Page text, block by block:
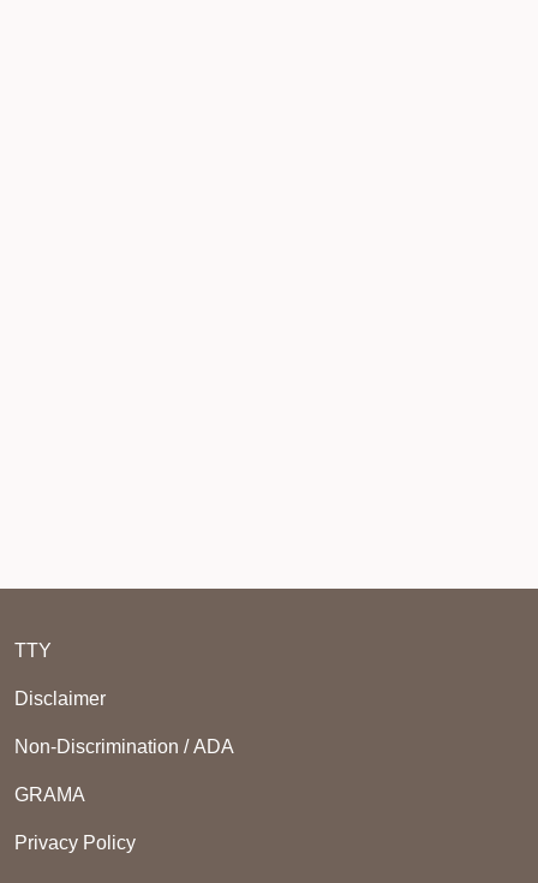
TTY
Disclaimer
Non-Discrimination / ADA
GRAMA
Privacy Policy